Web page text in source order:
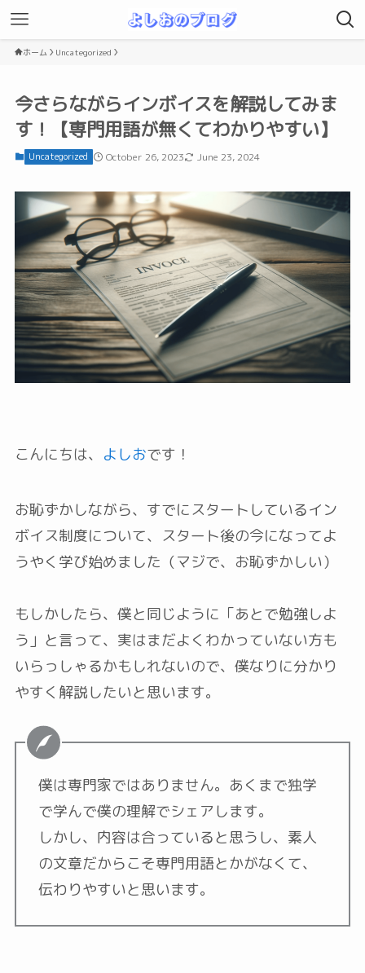
ホーム Uncategorized
今さらながらインボイスを解説してみま
す！【専門用語が無くてわかりやすい】
Uncategorized October 26, 2023 June 23, 2024
こんにちは、 よしおです！
お恥ずかしながら、すでにスタートしているイン
ボイス制度について、スタート後の今になってよ
うやく学び始めました（マジで、お恥ずかしい）
もしかしたら、僕と同じように「あとで勉強しよ
う」と言って、実はまだよくわかっていない方も
いらっしゃるかもしれないので、僕なりに分かり
やすく解説したいと思います。
僕は専門家ではありません。あくまで独学
で学んで僕の理解でシェアします。
しかし、内容は合っていると思うし、素人
の文章だからこそ専門用語とかがなくて、
伝わりやすいと思います。